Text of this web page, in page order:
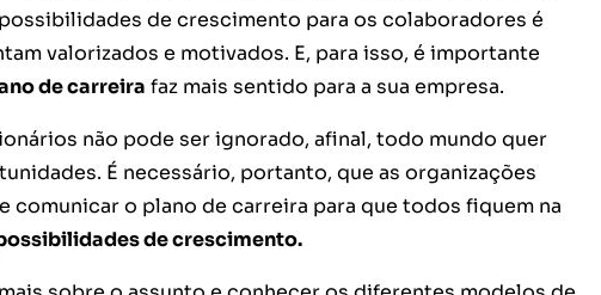
de crescimento para os colaboradores é
valorizados e motivados. E, para isso, é importante
de carreira faz mais sentido para a sua empresa.
não pode ser ignorado, afinal, todo mundo quer
É necessário, portanto, que as organizações
comunicar o plano de carreira para que todos fiquem na
de crescimento.